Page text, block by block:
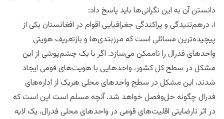
دانستن آن به این نگرانی‌ها باید پاسخ داد:
۱، درهم‌تنیدگی و پراکندگی جغرافیایی اقوام در افغانستان یکی از
پیچیده‌ترین مسائلی است که مرزبندی‌ها و بازتعریف هویتی
واحدهای فدرال را ناممکن می‌سازد. اگر با یک چشم‌پوشی از این
مشکل در سطح کل کشور، واحدهایی با هویت‌های قومی ایجاد
شدند، این مشکل در سطح واحدهای محلی هریک از اداره‌های
فدرال چگونه حل‌وفصل خواهد شد. آنچه مسلم است این است که
در اثر نارضایتی اقلیت‌های قومی در واحدهای محلی فدرال، یک لایه